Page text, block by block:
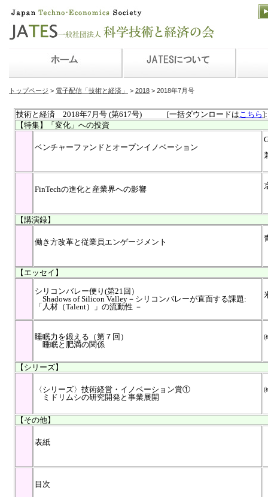
トップページ > 電子配信「技術と経済」 > 2018 > 2018年7月号